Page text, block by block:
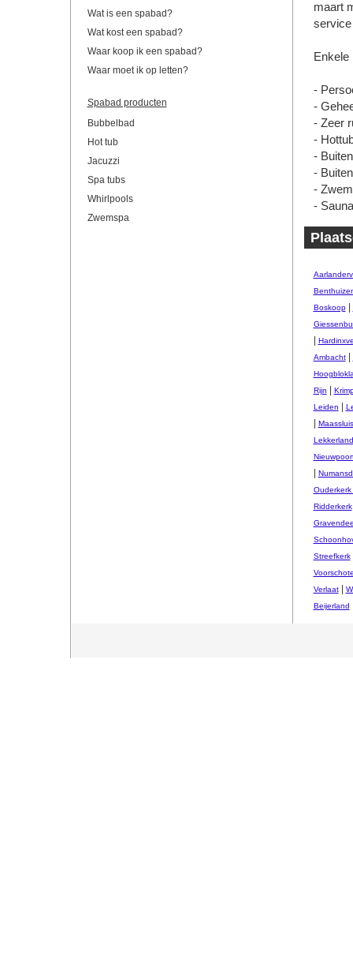
Wat is een spabad?
Wat kost een spabad?
Waar koop ik een spabad?
Waar moet ik op letten?
Spabad producten
Bubbelbad
Hot tub
Jacuzzi
Spa tubs
Whirlpools
Zwemspa
maart
service
Enkele
-
-
- Zeer
-
-
-
-
-
Boskoop|
Ambacht|
Rijn
Leiden
Maassluis
Lekkerland
Ridderkerk
Streefkerk
Verlaat|
Beijerland